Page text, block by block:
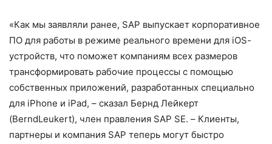
«Как мы заявляли ранее, SAP выпускает корпоративное
ПО для работы в режиме реального времени для iOS-
устройств, что поможет компаниям всех размеров
трансформировать рабочие процессы с помощью
собственных приложений, разработанных специально
для iPhone и iPad, – сказал Бернд Лейкерт
(BerndLeukert), член правления SAP SE. – Клиенты,
партнеры и компания SAP теперь могут быстро